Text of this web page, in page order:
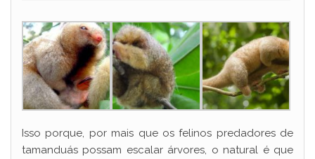
Isso porque, por mais que os felinos predadores de
tamanduás possam escalar árvores, o natural é que